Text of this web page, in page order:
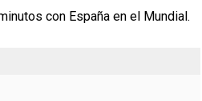
con España en el Mundial.